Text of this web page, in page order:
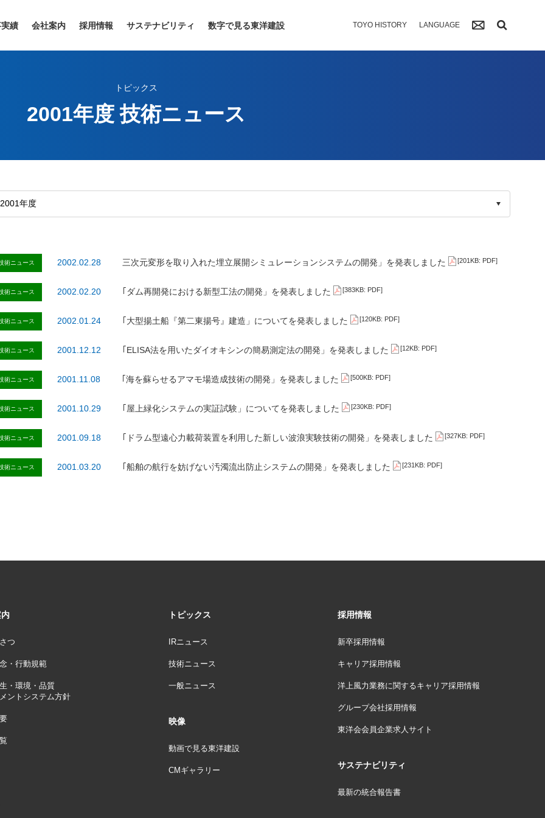
績 会社案内 採用情報 サステナビリティ 数字で見る東洋建設 TOYO HISTORY LANGUAGE
トピックス
2001年度 技術ニュース
術ニュース 2002.02.28 三次元変形を取り入れた埋立展開シミュレーションシステムの開発」を発表しました [201KB: PDF]
術ニュース 2002.02.20 ｢ダム再開発における新型工法の開発」を発表しました [383KB: PDF]
術ニュース 2002.01.24 ｢大型揚土船『第二東揚号』建造」についてを発表しました [120KB: PDF]
術ニュース 2001.12.12 ｢ELISA法を用いたダイオキシンの簡易測定法の開発」を発表しました [12KB: PDF]
術ニュース 2001.11.08 ｢海を蘇らせるアマモ場造成技術の開発」を発表しました [500KB: PDF]
術ニュース 2001.10.29 ｢屋上緑化システムの実証試験」についてを発表しました [230KB: PDF]
術ニュース 2001.09.18 ｢ドラム型遠心力載荷装置を利用した新しい波浪実験技術の開発」を発表しました [327KB: PDF]
術ニュース 2001.03.20 ｢船舶の航行を妨げない汚濁流出防止システムの開発」を発表しました [231KB: PDF]
つ
・行動規範
・環境・品質
ントシステム方針
トピックス
IRニュース
技術ニュース
一般ニュース
映像
動画で見る東洋建設
CMギャラリー
採用情報
新卒採用情報
キャリア採用情報
洋上風力業務に関するキャリア採用情報
グループ会社採用情報
東洋会会員企業求人サイト
サステナビリティ
最新の統合報告書